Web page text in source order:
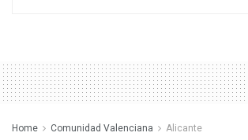
Home Comunidad Valenciana Alicante